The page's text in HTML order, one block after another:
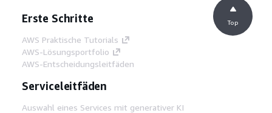
Erste Schritte
AWS Praktische Tutorials
AWS-Lösungsportfolio
AWS-Entscheidungsleitfäden
Serviceleitfäden
Auswahl eines Services mit generativer KI
Top